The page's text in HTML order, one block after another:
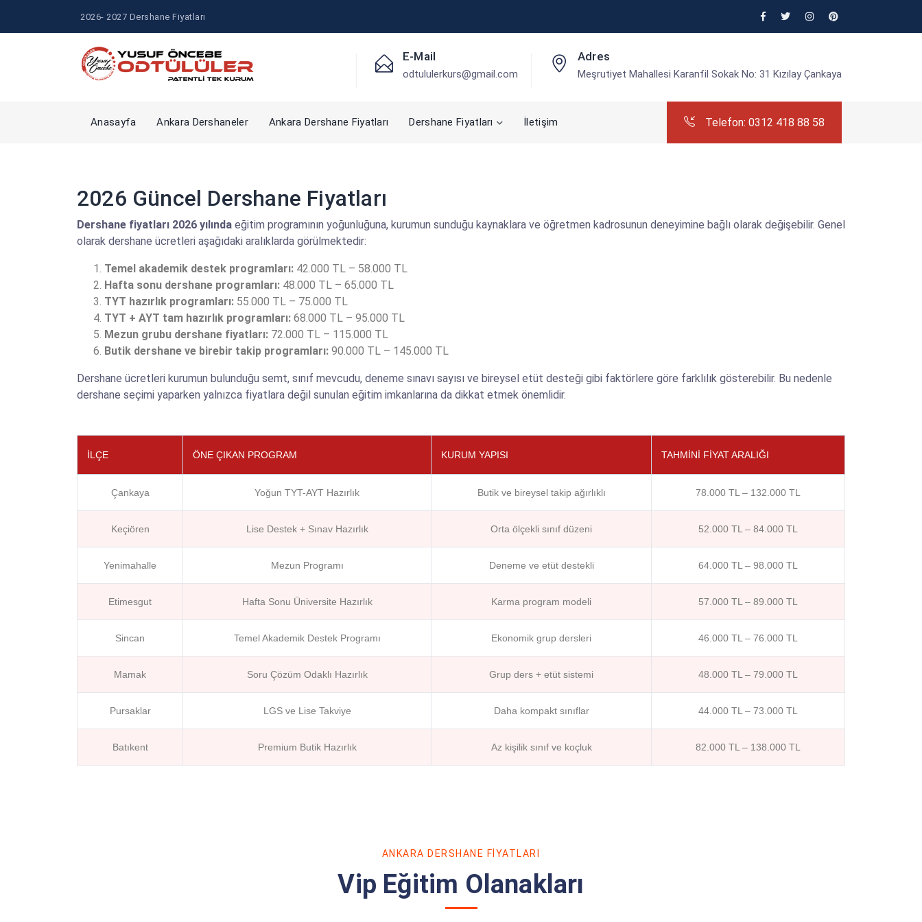
2026- 2027 Dershane Fiyatları
E-Mail
odtululerkurs@gmail.com
Adres
Meşrutiyet Mahallesi Karanfil Sokak No: 31 Kızılay Çankaya
Anasayfa Ankara Dershaneler Ankara Dershane Fiyatları Dershane Fiyatları İletişim Telefon: 0312 418 88 58
2026 Güncel Dershane Fiyatları
Dershane fiyatları 2026 yılında eğitim programının yoğunluğuna, kurumun sunduğu kaynaklara ve öğretmen kadrosunun deneyimine bağlı olarak değişebilir. Genel
olarak dershane ücretleri aşağıdaki aralıklarda görülmektedir:
Temel akademik destek programları: 42.000 TL – 58.000 TL
Hafta sonu dershane programları: 48.000 TL – 65.000 TL
TYT hazırlık programları: 55.000 TL – 75.000 TL
TYT + AYT tam hazırlık programları: 68.000 TL – 95.000 TL
Mezun grubu dershane fiyatları: 72.000 TL – 115.000 TL
Butik dershane ve birebir takip programları: 90.000 TL – 145.000 TL
Dershane ücretleri kurumun bulunduğu semt, sınıf mevcudu, deneme sınavı sayısı ve bireysel etüt desteği gibi faktörlere göre farklılık gösterebilir. Bu nedenle
dershane seçimi yaparken yalnızca fiyatlara değil sunulan eğitim imkanlarına da dikkat etmek önemlidir.
İLÇE ÖNE ÇIKAN PROGRAM KURUM YAPISI TAHMINI FIYAT ARALIĞI
Çankaya Yoğun TYT-AYT Hazırlık Butik ve bireysel takip ağırlıklı 78.000 TL – 132.000 TL
Keçiören Lise Destek + Sınav Hazırlık Orta ölçekli sınıf düzeni 52.000 TL – 84.000 TL
Yenimahalle Mezun Programı Deneme ve etüt destekli 64.000 TL – 98.000 TL
Etimesgut Hafta Sonu Üniversite Hazırlık Karma program modeli 57.000 TL – 89.000 TL
Sincan Temel Akademik Destek Programı Ekonomik grup dersleri 46.000 TL – 76.000 TL
Mamak Soru Çözüm Odaklı Hazırlık Grup ders + etüt sistemi 48.000 TL – 79.000 TL
Pursaklar LGS ve Lise Takviye Daha kompakt sınıflar 44.000 TL – 73.000 TL
Batıkent Premium Butik Hazırlık Az kişilik sınıf ve koçluk 82.000 TL – 138.000 TL
ANKARA DERSHANE FIYATLARI
Vip Eğitim Olanakları